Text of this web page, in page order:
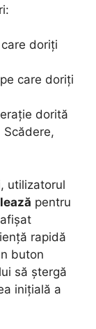
doriți
care doriți
dorită
utilizatorul
pentru
rapidă
buton
să ștergă
inițială a